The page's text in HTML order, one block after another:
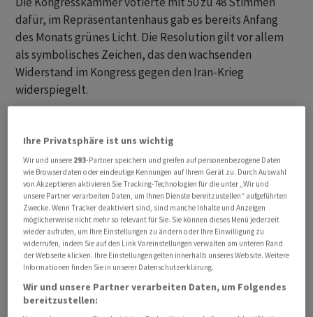
dafür, im Repräsentantenhaus gab es bereits Anfang
des Monats grünes Licht. Die Resolution gilt vor allem
als symbolisches Zeichen, das den wachsenden
Widerstand im Kongress gegen den Iran-Krieg
widerspiegelt.
dem Iran
Vier Republikaner stimmten gemeinsam mit fast allen
Demokraten für die Vorlage. Mehrere Republikaner
hatten zuvor Kritik am jüngst zwischen Washington und
Teheran geschlossenen Rahmenabkommen zur
Beilegung des Kriegs geäussert. Sie bemängelten etwa
vorgesehene Sanktionserleichterungen und
Irans.
Ihre Privatsphäre ist uns wichtig
Wir und unsere 293-Partner speichern und greifen auf personenbezogene Daten
wie Browserdaten oder eindeutige Kennungen auf Ihrem Gerät zu. Durch Auswahl
von Akzeptieren aktivieren Sie Tracking-Technologien für die unter „Wir und
unsere Partner verarbeiten Daten, um Ihnen Dienste bereitzustellen“ aufgeführten
Zwecke. Wenn Tracker deaktiviert sind, sind manche Inhalte und Anzeigen
möglicherweise nicht mehr so relevant für Sie. Sie können dieses Menü jederzeit
wieder aufrufen, um Ihre Einstellungen zu ändern oder Ihre Einwilligung zu
widerrufen, indem Sie auf den Link Voreinstellungen verwalten am unteren Rand
der Webseite klicken. Ihre Einstellungen gelten innerhalb unseres Website. Weitere
Informationen finden Sie in unserer Datenschutzerklärung.
Wir und unsere Partner verarbeiten Daten, um Folgendes
bereitzustellen: